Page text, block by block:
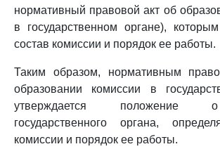
нормативный правовой акт об
в государственном органе),
состав комиссии и порядок ее работы.
Таким образом, нормативным
образовании комиссии в
утверждается положение
государственного органа,
комиссии и порядок ее работы.